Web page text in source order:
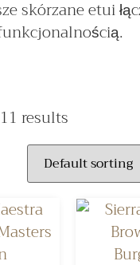
skórzane etui
results